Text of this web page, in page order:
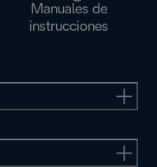
Manuales de
instrucciones